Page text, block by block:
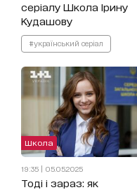
серіалу Школа Ірину
Кудашову
#український серіал
Школа
19:35 | 05.05.2025
Тоді і зараз: як